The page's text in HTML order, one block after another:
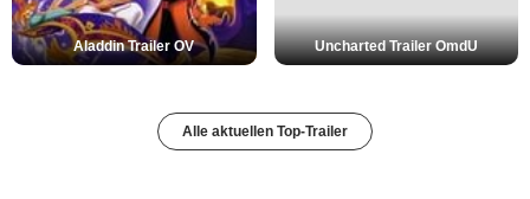
Aladdin Trailer OV Uncharted Trailer OmdU
Alle aktuellen Top-Trailer